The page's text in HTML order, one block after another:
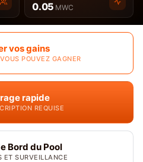
0.05 MWC
vos gains
POUVEZ GAGNER
rapide
REQUISE
Bord du Pool
ET SURVEILLANCE